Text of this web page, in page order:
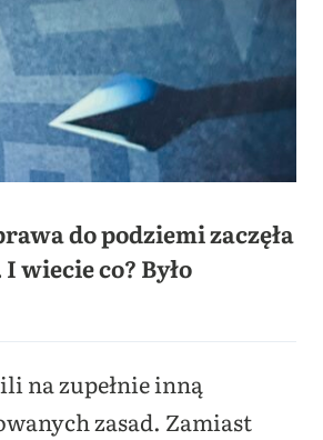
do podziemi zaczęła
wiecie co? Było
na zupełnie inną
zasad. Zamiast